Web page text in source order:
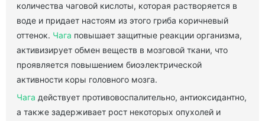
количества чаговой кислоты, которая растворяется в
воде и придает настоям из этого гриба коричневый
оттенок. Чага повышает защитные реакции организма,
активизирует обмен веществ в мозговой ткани, что
проявляется повышением биоэлектрической
активности коры головного мозга.
Чага действует противовоспалительно, антиоксидантно,
а также задерживает рост некоторых опухолей и